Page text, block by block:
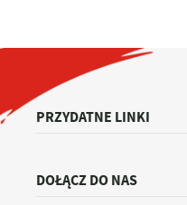
PRZYDATNE LINKI
DOŁĄCZ DO NAS